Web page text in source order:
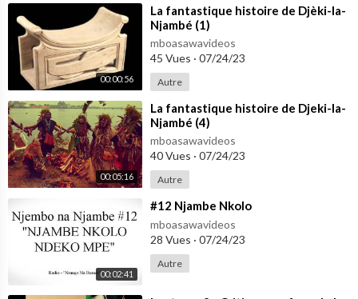
00:00:56
⁣La fantastique histoire de Djèki-la-
Njambé (1)
mboasawavideos
45 Vues · 07/24/23
Autre
00:05:16
⁣La fantastique histoire de Djeki-la-
Njambé (4)
mboasawavideos
40 Vues · 07/24/23
Autre
00:02:41
⁣#12 Njambe Nkolo
mboasawavideos
28 Vues · 07/24/23
Autre